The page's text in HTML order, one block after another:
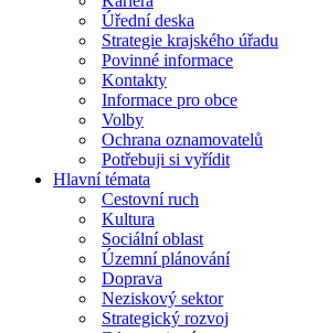
Úřední deska
Strategie krajského úřadu
Povinné informace
Kontakty
Informace pro obce
Volby
Ochrana oznamovatelů
Potřebuji si vyřídit
Hlavní témata
Cestovní ruch
Kultura
Sociální oblast
Územní plánování
Doprava
Neziskový sektor
Strategický rozvoj